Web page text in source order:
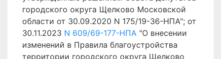
городского округа Щелково Московской
области от 30.09.2020 N 175/19-36-НПА"; от
30.11.2023 N 609/69-177-НПА "О внесении
изменений в Правила благоустройства
территории городского округа Щелково